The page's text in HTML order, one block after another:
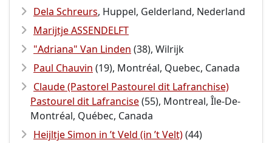
Dela Schreurs, Huppel, Gelderland, Nederland
Marijtje ASSENDELFT
"Adriana" Van Linden (38), Wilrijk
Paul Chauvin (19), Montréal, Quebec, Canada
Claude (Pastorel Pastourel dit Lafranchise)
Pastourel dit Lafrancise(55), Montreal, Île-De-
Montréal, Québec, Canada
Heijltje Simon in ’t Veld (in ’t Velt)(44)